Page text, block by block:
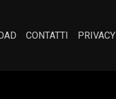
CONTATTI PRIVACY